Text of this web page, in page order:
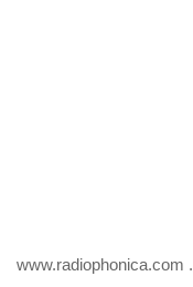
www.radiophonica.com .